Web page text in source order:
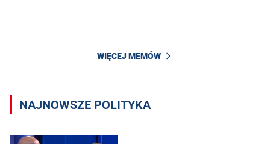
WIĘCEJ MEMÓW
NAJNOWSZE POLITYKA